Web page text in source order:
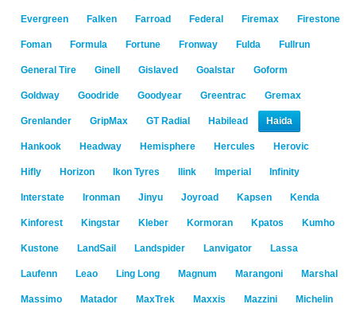
Evergreen Falken Farroad Federal Firemax Firestone
Foman Formula Fortune Fronway Fulda Fullrun
General Tire Ginell Gislaved Goalstar Goform
Goldway Goodride Goodyear Greentrac Gremax
Grenlander GripMax GT Radial Habilead Haida
Hankook Headway Hemisphere Hercules Herovic
Hifly Horizon Ikon Tyres Ilink Imperial Infinity
Interstate Ironman Jinyu Joyroad Kapsen Kenda
Kinforest Kingstar Kleber Kormoran Kpatos Kumho
Kustone LandSail Landspider Lanvigator Lassa
Laufenn Leao Ling Long Magnum Marangoni Marshal
Massimo Matador MaxTrek Maxxis Mazzini Michelin